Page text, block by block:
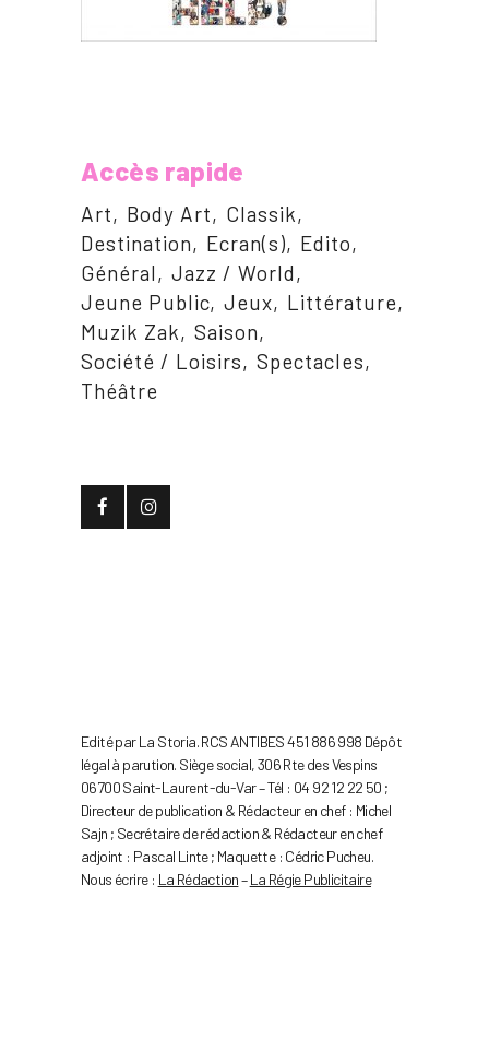
Accès rapide
Art Body Art
Classik
Destination
Ecran(s)
Edito
Général
Jazz / World
Jeune Public Jeux
Littérature
Muzik Zak
Saison
Société / Loisirs
Spectacles
Théâtre
Edité par La Storia. RCS ANTIBES 451 886 998 Dépôt
légal à parution. Siège social, 306 Rte des Vespins
06700 Saint-Laurent-du-Var – Tél : 04 92 12 22 50 ;
Directeur de publication & Rédacteur en chef : Michel
Sajn ; Secrétaire de rédaction & Rédacteur en chef
adjoint : Pascal Linte ; Maquette : Cédric Pucheu.
Nous écrire : La Rédaction–La Régie Publicitaire